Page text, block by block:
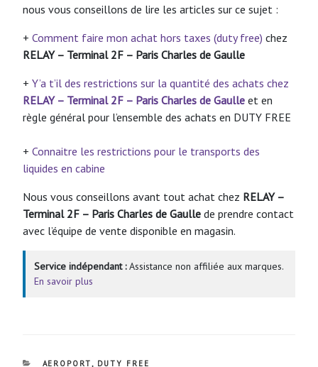
nous vous conseillons de lire les articles sur ce sujet :
+ Comment faire mon achat hors taxes (duty free) chez
RELAY – Terminal 2F – Paris Charles de Gaulle
+ Y’a t’il des restrictions sur la quantité des achats chez
RELAY – Terminal 2F – Paris Charles de Gaulle et en
règle général pour l’ensemble des achats en DUTY FREE
+ Connaitre les restrictions pour le transports des
liquides en cabine
Nous vous conseillons avant tout achat chez RELAY –
Terminal 2F – Paris Charles de Gaulle de prendre contact
avec l’équipe de vente disponible en magasin.
Service indépendant :Assistance non affiliée aux marques.
En savoir plus
CATÉGORIES
AEROPORT, DUTY FREE